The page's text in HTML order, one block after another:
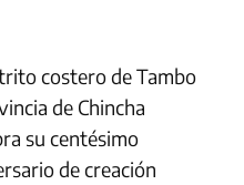
costero de Tambo
de Chincha
su centésimo
de creación